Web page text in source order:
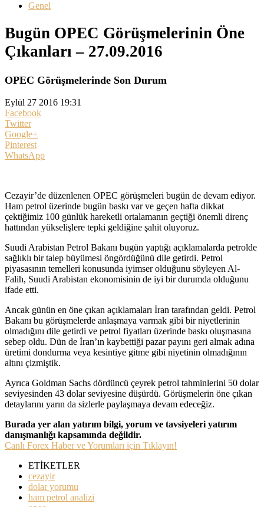
Genel
Bugün OPEC Görüşmelerinin Öne
Çıkanları – 27.09.2016
OPEC Görüşmelerinde Son Durum
Eylül 27 2016 19:31
Facebook
Twitter
Google+
Pinterest
WhatsApp
Cezayir’de düzenlenen OPEC görüşmeleri bugün de devam ediyor.
Ham petrol üzerinde bugün baskı var ve geçen hafta dikkat
çektiğimiz 100 günlük hareketli ortalamanın geçtiği önemli direnç
hattından yükselişlere tepki geldiğine şahit oluyoruz.
Suudi Arabistan Petrol Bakanı bugün yaptığı açıklamalarda petrolde
sağlıklı bir talep büyümesi öngördüğünü dile getirdi. Petrol
piyasasının temelleri konusunda iyimser olduğunu söyleyen Al-
Falih, Suudi Arabistan ekonomisinin de iyi bir durumda olduğunu
ifade etti.
Ancak günün en öne çıkan açıklamaları İran tarafından geldi. Petrol
Bakanı bu görüşmelerde anlaşmaya varmak gibi bir niyetlerinin
olmadığını dile getirdi ve petrol fiyatları üzerinde baskı oluşmasına
sebep oldu. Dün de İran’ın kaybettiği pazar payını geri almak adına
üretimi dondurma veya kesintiye gitme gibi niyetinin olmadığının
altını çizmiştik.
Ayrıca Goldman Sachs dördüncü çeyrek petrol tahminlerini 50 dolar
seviyesinden 43 dolar seviyesine düşürdü. Görüşmelerin öne çıkan
detaylarını yarın da sizlerle paylaşmaya devam edeceğiz.
Burada yer alan yatırım bilgi, yorum ve tavsiyeleri yatırım
danışmanlığı kapsamında değildir.
Canlı Forex Haber ve Yorumları için Tıklayın!
ETİKETLER
cezayir
dolar yorumu
ham petrol analizi